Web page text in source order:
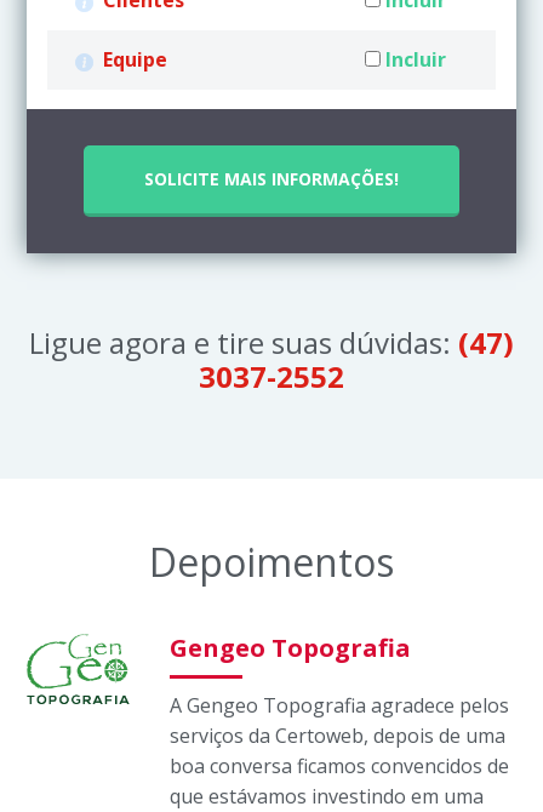
Equipe Incluir
SOLICITE MAIS INFORMAÇÕES!
Ligue agora e tire suas dúvidas: (47)
3037-2552
Depoimentos
Gengeo Topografia
A Gengeo Topografia agradece pelos
serviços da Certoweb, depois de uma
boa conversa ficamos convencidos de
que estávamos investindo em uma